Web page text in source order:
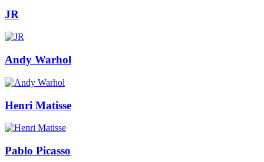
JR
Andy Warhol
Henri Matisse
Pablo Picasso